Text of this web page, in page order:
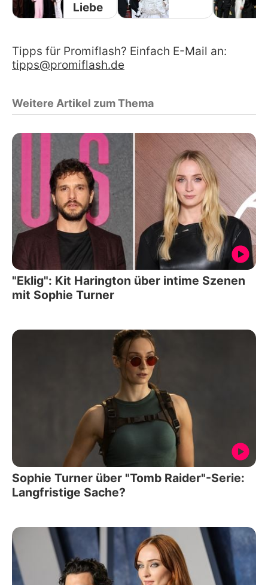
Liebe
Tipps für Promiflash? Einfach E-Mail an:
tipps@promiflash.de
Weitere Artikel zum Thema
"Eklig": Kit Harington über intime Szenen
mit Sophie Turner
Sophie Turner über "Tomb Raider"-Serie:
Langfristige Sache?